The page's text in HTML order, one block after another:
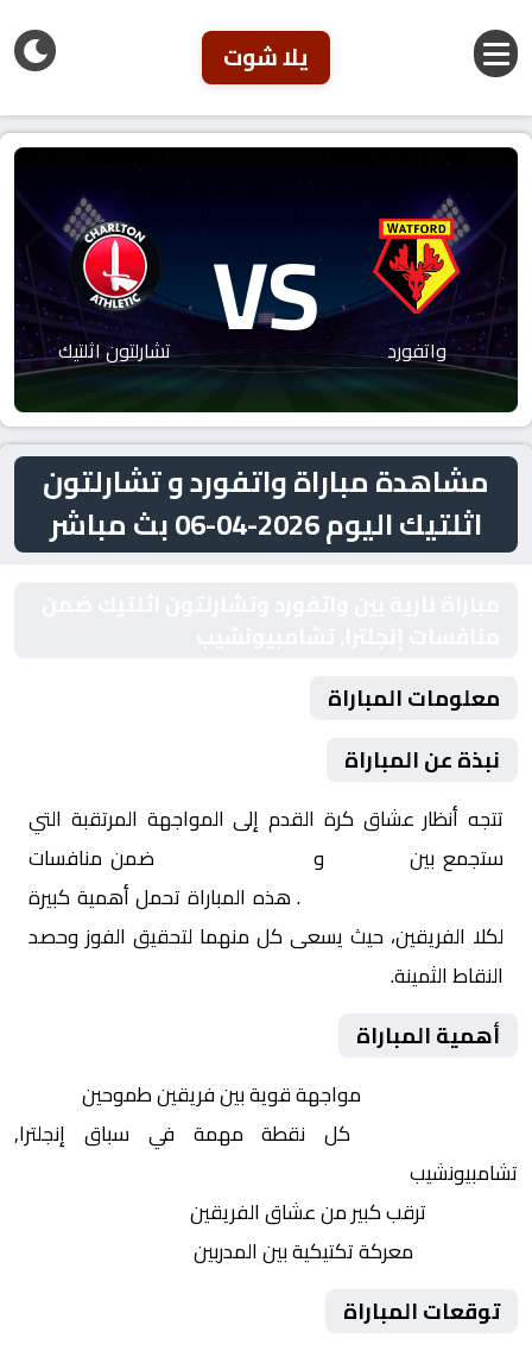
يلا شوت
واتفورد VS تشارلتون اثلتيك
مشاهدة مباراة واتفورد و تشارلتون
اثلتيك اليوم 2026-04-06 بث مباشر
معلومات المباراة
نبذة عن المباراة
تتجه أنظار عشاق كرة القدم إلى المواجهة المرتقبة التي
ستجمع بين
وتشارلتون اثلتيك
ضمن منافسات
. هذه المباراة تحمل أهمية كبيرة
لكلا الفريقين، حيث يسعى كل منهما لتحقيق الفوز وحصد
النقاط الثمينة.
أهمية المباراة
مواجهة قوية بين فريقين طموحين
كل نقطة مهمة في سباق إنجلترا,
تشامبيونشيب
ترقب كبير من عشاق الفريقين
معركة تكتيكية بين المدربين
توقعات المباراة